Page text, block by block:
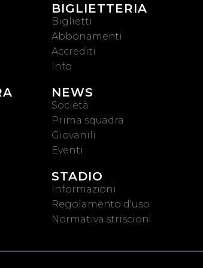
BIGLIETTERIA
Biglietti
Abbonamenti
Accrediti
Info
NEWS
Società
Prima squadra
Giovanili
Eventi
STADIO
Informazioni
Regolamento d'uso
Normativa striscioni